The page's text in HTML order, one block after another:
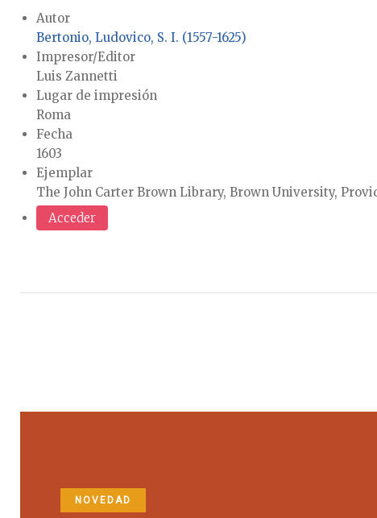
Autor
Bertonio, Ludovico, S. I. (1557-1625)
Impresor/Editor
Luis Zannetti
Lugar de impresión
Roma
Fecha
1603
Ejemplar
The John Carter Brown Library, Brown University,
Acceder
NOVEDAD